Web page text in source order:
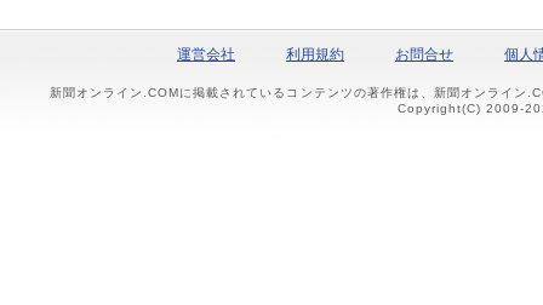
運営会社 利用規約 お問合せ 個人
新聞オンライン.COMに掲載されているコンテンツの著作権は、新聞オンライン
Copyright(C) 2009-